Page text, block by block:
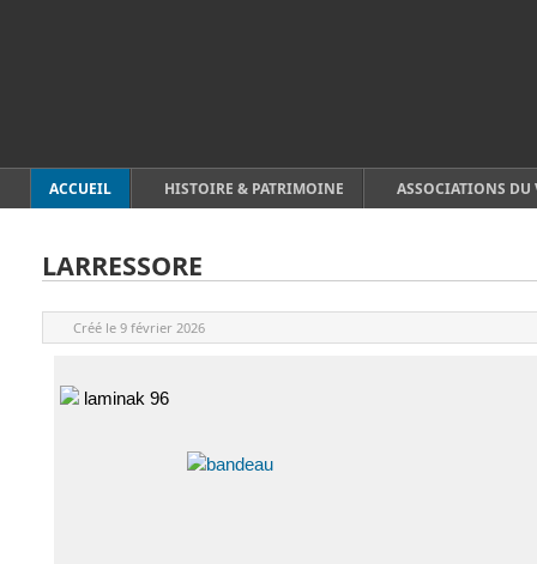
ACCUEIL HISTOIRE & PATRIMOINE ASSOCIATIONS DU
LARRESSORE
Créé le 9 février 2026